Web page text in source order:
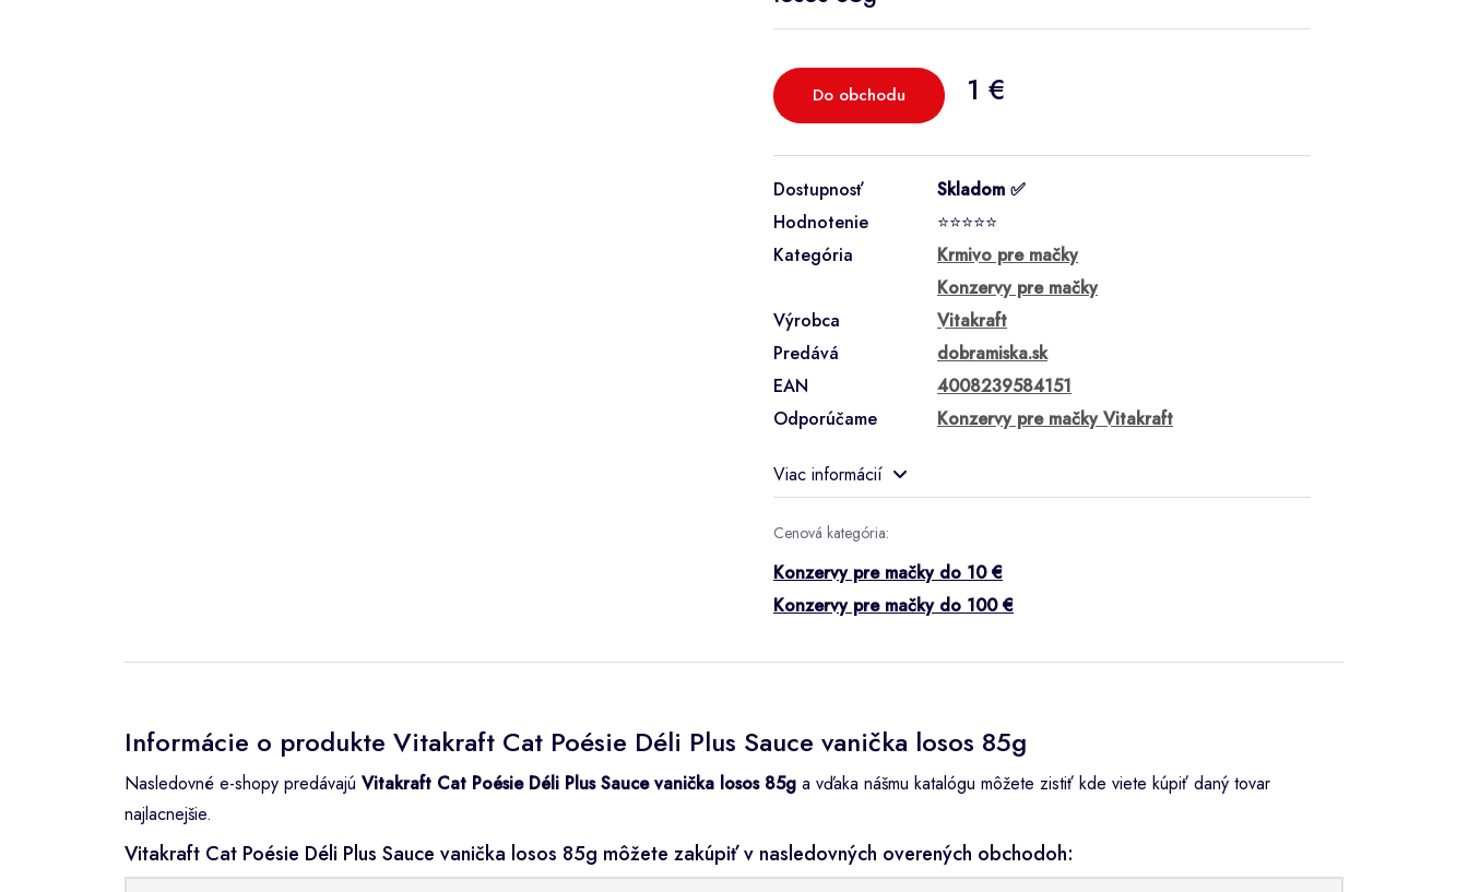
Do obchodu 1 €
Dostupnosť
Skladom ✅
Hodnotenie
⭐⭐⭐⭐⭐
Kategória
Krmivo pre mačky
Konzervy pre mačky
Výrobca
Vitakraft
Predává
dobramiska.sk
EAN
4008239584151
Odporúčame
Konzervy pre mačky Vitakraft
Viac informácií
Cenová kategória:
Konzervy pre mačky do 10 €
Konzervy pre mačky do 100 €
Informácie o produkte Vitakraft Cat Poésie Déli Plus Sauce vanička losos 85g
Nasledovné e-shopy predávajú Vitakraft Cat Poésie Déli Plus Sauce vanička losos 85g a vďaka nášmu katalógu môžete zistiť kde viete kúpiť daný tovar
najlacnejšie.
Vitakraft Cat Poésie Déli Plus Sauce vanička losos 85g môžete zakúpiť v nasledovných overených obchodoh: